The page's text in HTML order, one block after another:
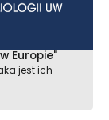
Europie"
jest ich